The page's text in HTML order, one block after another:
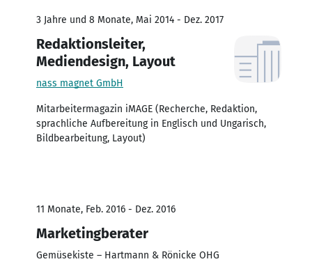
3 Jahre und 8 Monate, Mai 2014 - Dez. 2017
Redaktionsleiter,
Mediendesign, Layout
nass magnet GmbH
Mitarbeitermagazin iMAGE (Recherche, Redaktion,
sprachliche Aufbereitung in Englisch und Ungarisch,
Bildbearbeitung, Layout)
11 Monate, Feb. 2016 - Dez. 2016
Marketingberater
Gemüsekiste – Hartmann & Rönicke OHG